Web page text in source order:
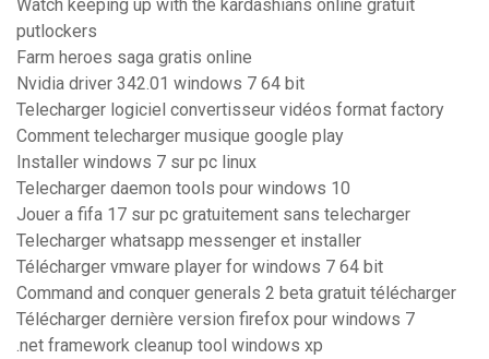
Watch keeping up with the kardashians online gratuit
putlockers
Farm heroes saga gratis online
Nvidia driver 342.01 windows 7 64 bit
Telecharger logiciel convertisseur vidéos format factory
Comment telecharger musique google play
Installer windows 7 sur pc linux
Telecharger daemon tools pour windows 10
Jouer a fifa 17 sur pc gratuitement sans telecharger
Telecharger whatsapp messenger et installer
Télécharger vmware player for windows 7 64 bit
Command and conquer generals 2 beta gratuit télécharger
Télécharger dernière version firefox pour windows 7
.net framework cleanup tool windows xp